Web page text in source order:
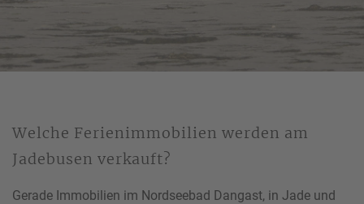
Welche Ferienimmobilien werden am
Jadebusen verkauft?
Gerade Immobilien im Nordseebad Dangast, in Jade und